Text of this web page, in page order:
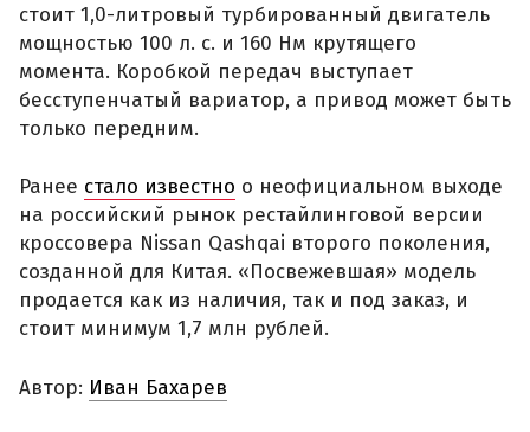
стоит 1,0-литровый турбированный двигатель
мощностью 100 л. с. и 160 Нм крутящего
момента. Коробкой передач выступает
бесступенчатый вариатор, а привод может быть
только передним.
Ранее стало известно о неофициальном выходе
на российский рынок рестайлинговой версии
кроссовера Nissan Qashqai второго поколения,
созданной для Китая. «Посвежевшая» модель
продается как из наличия, так и под заказ, и
стоит минимум 1,7 млн рублей.
Автор: Иван Бахарев